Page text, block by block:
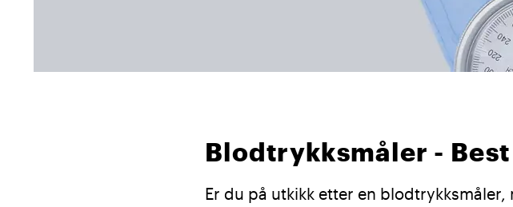
Blodtrykksmåler -
Er du på utkikk etter en blodtrykksmåler,